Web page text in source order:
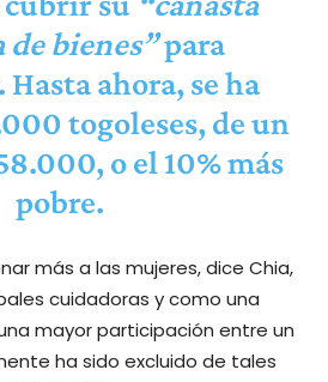
bienes”para
ahora, se ha
togoleses, de un
o el 10% más
pobre.
más a las mujeres, dice Chia,
cuidadoras y como una
mayor participación entre un
ha sido excluido de tales